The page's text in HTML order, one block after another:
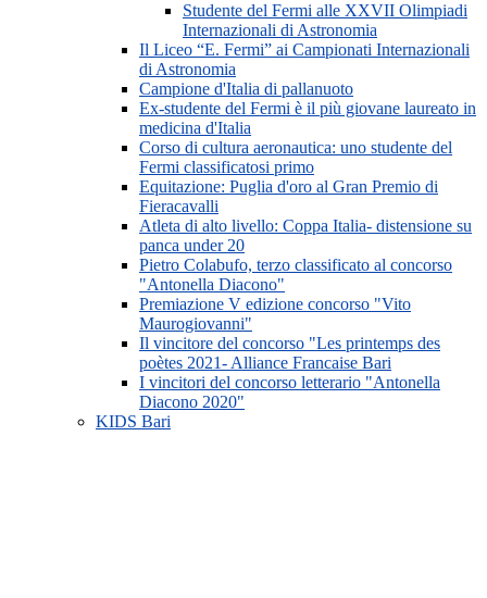
Studente del Fermi alle XXVII Olimpiadi
Internazionali di Astronomia
Il Liceo “E. Fermi” ai Campionati Internazionali
di Astronomia
Campione d'Italia di pallanuoto
Ex-studente del Fermi è il più giovane laureato in
medicina d'Italia
Corso di cultura aeronautica: uno studente del
Fermi classificatosi primo
Equitazione: Puglia d'oro al Gran Premio di
Fieracavalli
Atleta di alto livello: Coppa Italia- distensione su
panca under 20
Pietro Colabufo, terzo classificato al concorso
"Antonella Diacono"
Premiazione V edizione concorso "Vito
Maurogiovanni"
Il vincitore del concorso "Les printemps des
poètes 2021- Alliance Francaise Bari
I vincitori del concorso letterario "Antonella
Diacono 2020"
KIDS Bari